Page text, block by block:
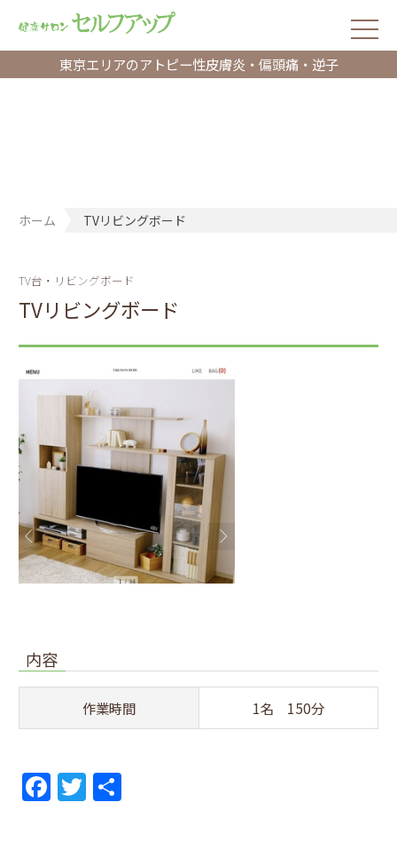
東京エリアのアトピー性皮膚炎・偏頭痛・逆子
ホーム TVリビングボード
TV台・リビングボード
TVリビングボード
内容
作業時間 1名 150分
F
a
T
w